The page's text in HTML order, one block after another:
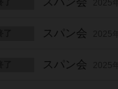
スパン会
スパン会